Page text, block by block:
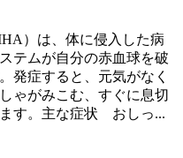
）は、体に侵入した病
テムが自分の赤血球を破
発症すると、元気がなく
ゃがみこむ、すぐに息切
す。主な症状 おしっ...